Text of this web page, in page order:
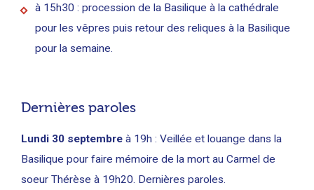
à 15h30 : procession de la Basilique à la cathédrale
pour les vêpres puis retour des reliques à la Basilique
pour la semaine.
Dernières paroles
Lundi 30 septembre à 19h : Veillée et louange dans la
Basilique pour faire mémoire de la mort au Carmel de
soeur Thérèse à 19h20. Dernières paroles.